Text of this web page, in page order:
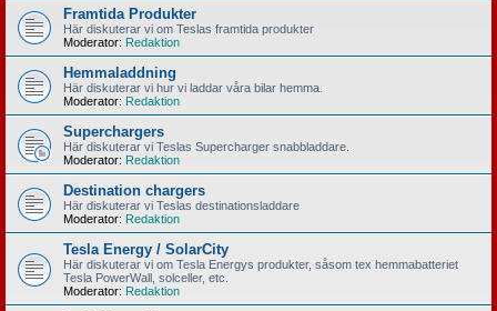
Framtida Produkter
Här diskuterar vi om Teslas framtida produkter
Moderator: Redaktion
Hemmaladdning
Här diskuterar vi hur vi laddar våra bilar hemma.
Moderator: Redaktion
Superchargers
Här diskuterar vi Teslas Supercharger snabbladdare.
Moderator: Redaktion
Destination chargers
Här diskuterar vi Teslas destinationsladdare
Moderator: Redaktion
Tesla Energy / SolarCity
Här diskuterar vi om Tesla Energys produkter, såsom tex hemmabatteriet
Tesla PowerWall, solceller, etc.
Moderator: Redaktion